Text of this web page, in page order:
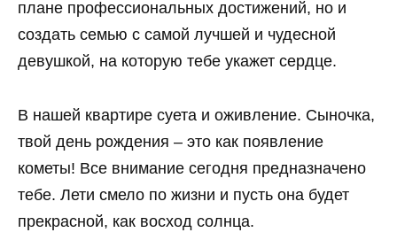
плане профессиональных достижений, но и
создать семью с самой лучшей и чудесной
девушкой, на которую тебе укажет сердце.
В нашей квартире суета и оживление. Сыночка,
твой день рождения – это как появление
кометы! Все внимание сегодня предназначено
тебе. Лети смело по жизни и пусть она будет
прекрасной, как восход солнца.